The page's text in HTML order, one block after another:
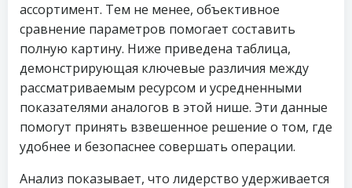
ассортимент. Тем не менее, объективное
сравнение параметров помогает составить
полную картину. Ниже приведена таблица,
демонстрирующая ключевые различия между
рассматриваемым ресурсом и усредненными
показателями аналогов в этой нише. Эти данные
помогут принять взвешенное решение о том, где
удобнее и безопаснее совершать операции.
Анализ показывает, что лидерство удерживается